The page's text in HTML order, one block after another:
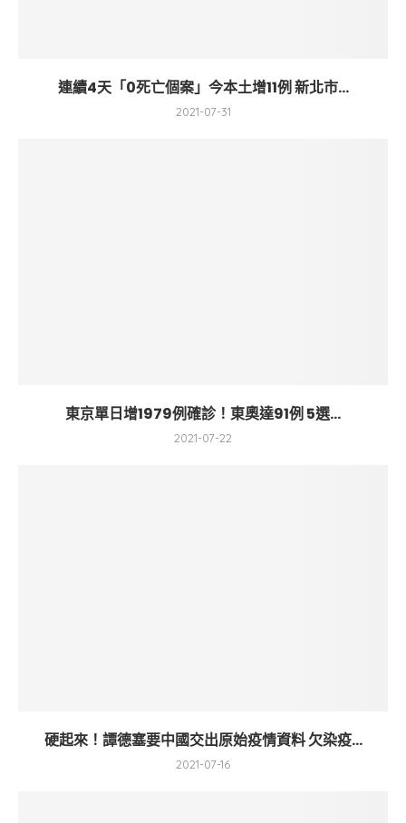
連續4天「0死亡個案」今本土增11例 新北市...
2021-07-31
東京單日增1979例確診！東奧達91例 5選...
2021-07-22
硬起來！譚德塞要中國交出原始疫情資料 欠染疫...
2021-07-16